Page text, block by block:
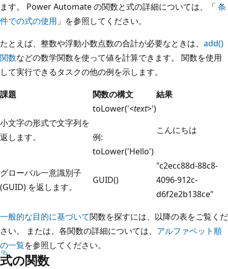
ます。 Power Automate の関数と式の詳細については、「 条
件での式の使用 」を参照してください。
たとえば、整数や浮動小数点数の合計が必要なときは、 add()
関数などの数学関数を使って値を計算できます。 関数を使用
して実行できるタスクの他の例を示します。
課題
関数の構文 結果
小文字の形式で文字列を
返します。
toLower('<text>')
例:
toLower('Hello')
こんにちは
グローバル一意識別子
(GUID) を返します。
GUID()
"c2ecc88d-88c8-
4096-912c-
d6f2e2b138ce"
一般的な目的に基づいて関数を探すには、以降の表をご覧くだ
さい。 または、各関数の詳細については、 アルファベット順
の一覧を参照してください。
式の関数